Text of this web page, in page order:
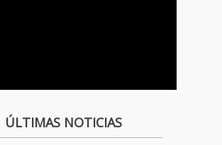
ÚLTIMAS NOTICIAS